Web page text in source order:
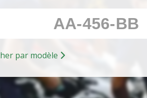
Rechercher par modèle